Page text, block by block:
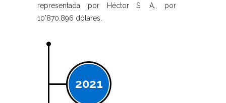
representada por Héctor S. A., por
10’870.896 dólares.
2021